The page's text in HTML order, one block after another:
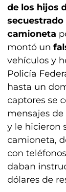
de los hijos
camioneta
montó un
vehículos y
Policía
hasta un
captores se
mensajes
y le hicieron
camioneta,
con
daban
dólares de